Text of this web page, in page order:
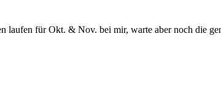
laufen für Okt. & Nov. bei mir, warte aber noch die